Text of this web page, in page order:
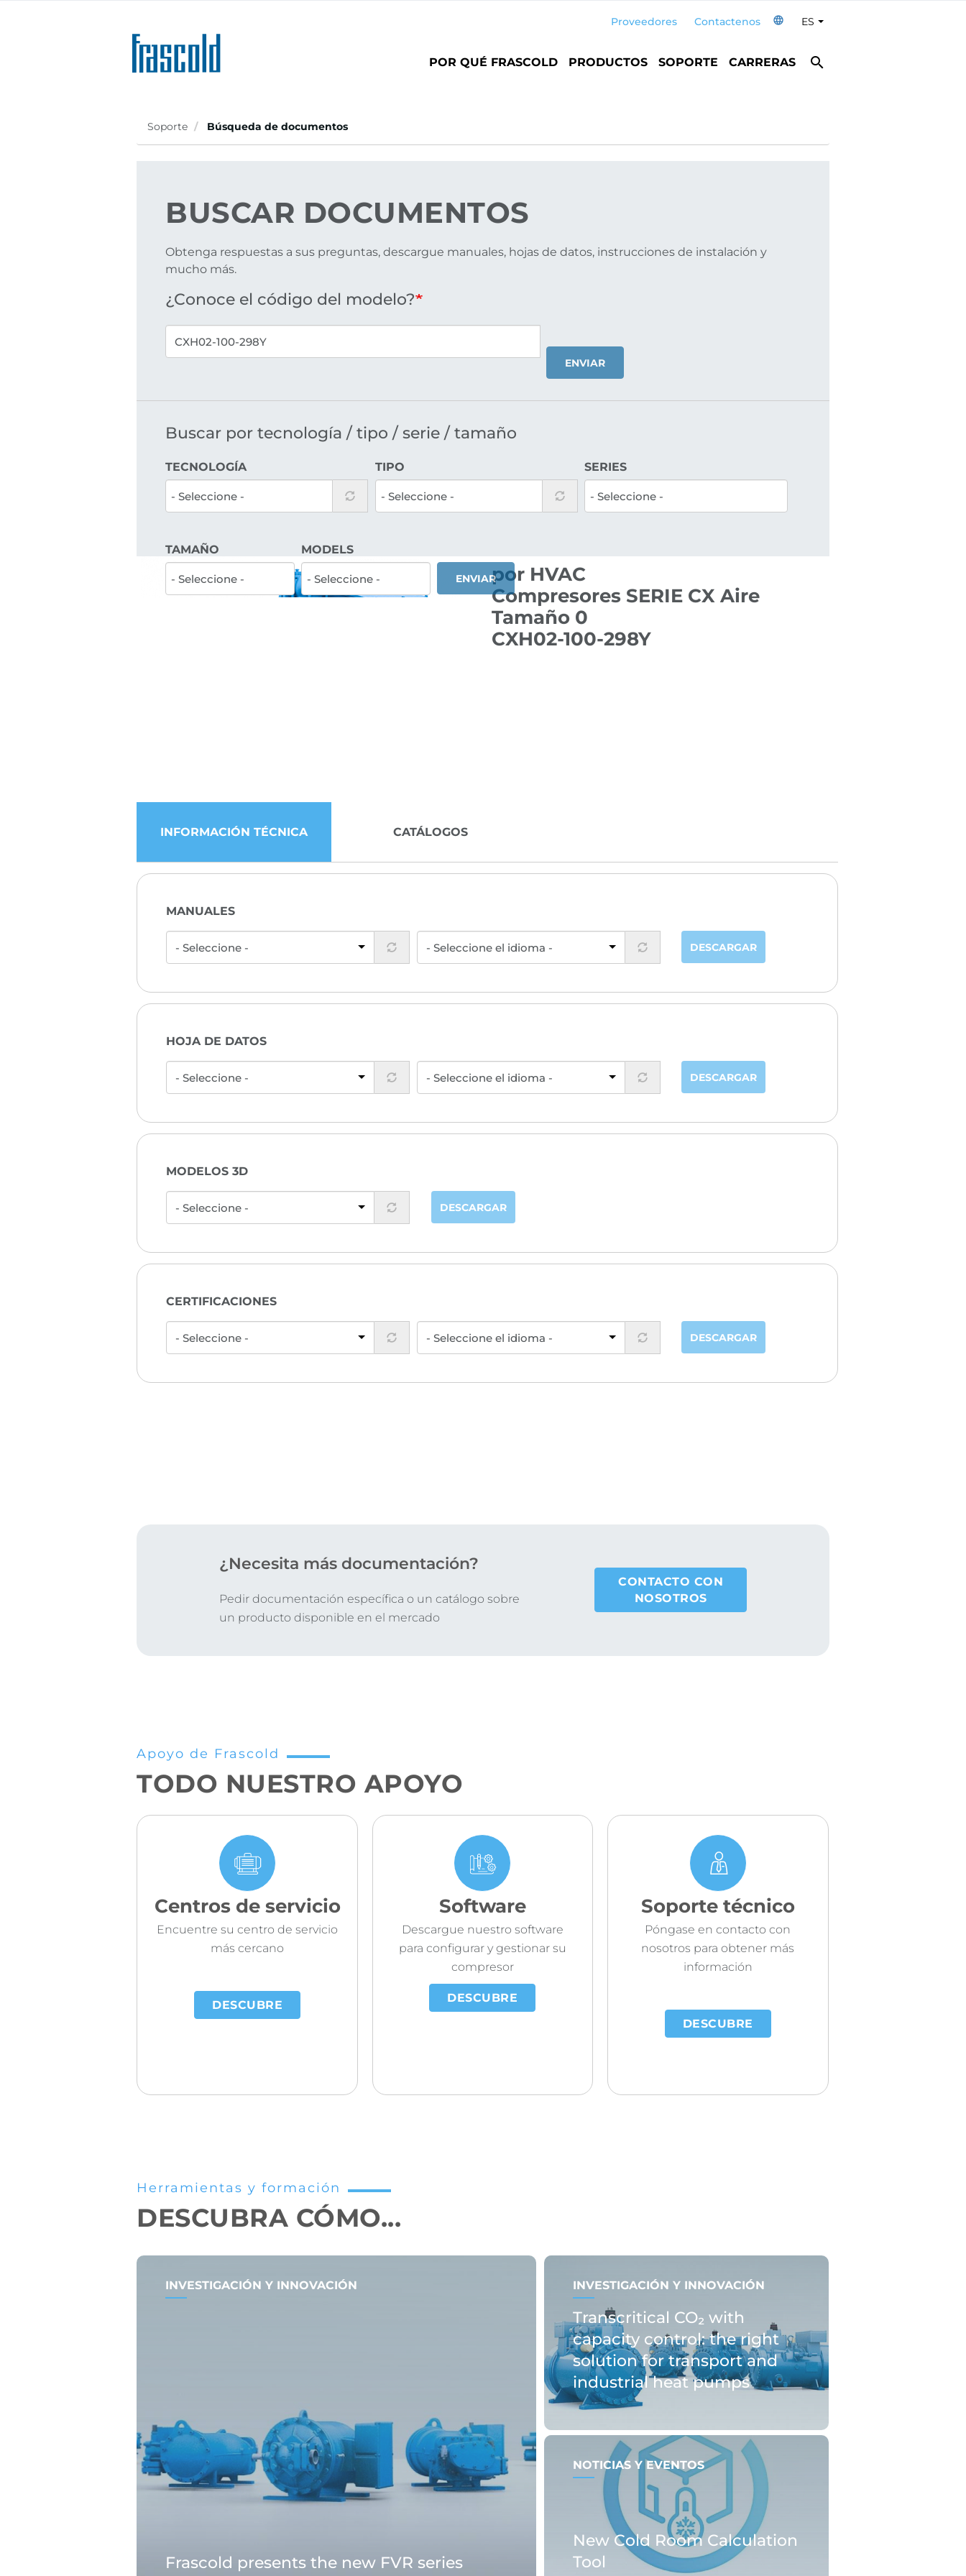
Proveedores Contactenos language ESToggle Dropdown
Main
POR QUÉ FRASCOLD PRODUCTOS SOPORTE CARRERAS search
Soporte Búsqueda de documentos
BUSCAR DOCUMENTOS
Obtenga respuestas a sus preguntas, descargue manuales, hojas de datos, instrucciones de instalación y
mucho más.
¿Conoce el código del modelo?
ENVIAR
por HVAC
Compresores SERIE CX Aire
Tamaño 0
CXH02-100-298Y
INFORMACIÓN TÉCNICA CATÁLOGOS
MANUALES
DESCARGAR
HOJA DE DATOS
DESCARGAR
MODELOS 3D
DESCARGAR
CERTIFICACIONES
DESCARGAR
Buscar por tecnología / tipo / serie / tamaño
TECNOLOGÍA TIPO SERIES
TAMAÑO MODELS
ENVIAR
¿Necesita más documentación?
Pedir documentación específica o un catálogo sobre
un producto disponible en el mercado
CONTACTO CON
NOSOTROS
Apoyo de Frascold
TODO NUESTRO APOYO
Centros de servicio
Encuentre su centro de servicio
más cercano
DESCUBRE
Software
Descargue nuestro software
para configurar y gestionar su
compresor
DESCUBRE
Soporte técnico
Póngase en contacto con
nosotros para obtener más
información
DESCUBRE
Herramientas y formación
DESCUBRA CÓMO...
INVESTIGACIÓN Y INNOVACIÓN
Frascold presents the new FVR series
INVESTIGACIÓN Y INNOVACIÓN
Transcritical CO₂ with
capacity control: the right
solution for transport and
industrial heat pumps
NOTICIAS Y EVENTOS
New Cold Room Calculation
Tool